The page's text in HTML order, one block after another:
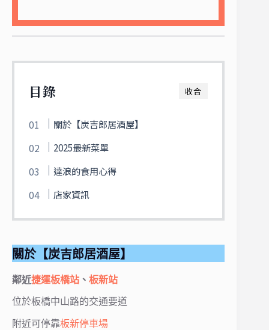
收合
目錄
關於【炭吉郎居酒屋】
2025最新菜單
達浪的食用心得
店家資訊
關於【炭吉郎居酒屋】
鄰近捷運板橋站 、 板新站
位於板橋中山路的交通要道
附近可停靠板新停車場